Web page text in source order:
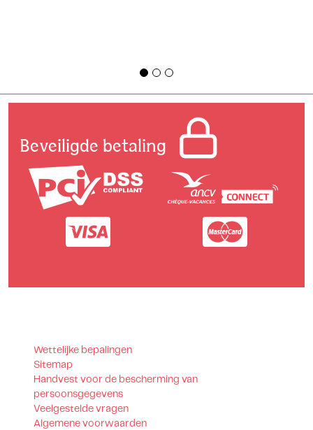
Beveiligde betaling
Wettelijke bepalingen
Sitemap
Handvest voor de bescherming van
persoonsgegevens
Veelgestelde vragen
Algemene voorwaarden